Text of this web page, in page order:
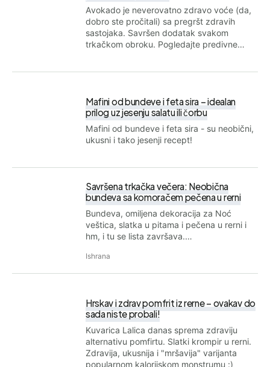
Avokado je neverovatno zdravo voće (da,
dobro ste pročitali) sa pregršt zdravih
sastojaka. Savršen dodatak svakom
trkačkom obroku. Pogledajte predivne…
Mafini od bundeve i feta sira – idealan
prilog uz jesenju salatu ili čorbu
Mafini od bundeve i feta sira - su neobični,
ukusni i tako jesenji recept!
Savršena trkačka večera: Neobična
bundeva sa komoračem pečena u rerni
Bundeva, omiljena dekoracija za Noć
veštica, slatka u pitama i pečena u rerni i
hm, i tu se lista završava.…
Ishrana
Hrskav i zdrav pomfrit iz rerne – ovakav do
sada niste probali!
Kuvarica Lalica danas sprema zdraviju
alternativu pomfirtu. Slatki krompir u rerni.
Zdravija, ukusnija i "mršavija" varijanta
popularnom kalorijskom monstrumu :)